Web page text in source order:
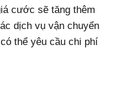
cước sẽ tăng thêm
dịch vụ vận chuyển
thể yêu cầu chi phí